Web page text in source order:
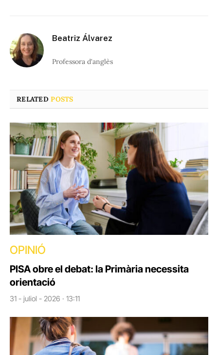
Beatriz Álvarez
Professora d'anglès
RELATEDPOSTS
OPINIÓ
PISA obre el debat: la Primària necessita
orientació
31 - juliol - 2026 · 13:11